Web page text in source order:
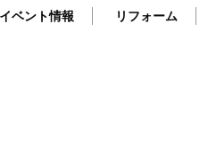
イベント情報 リフォーム